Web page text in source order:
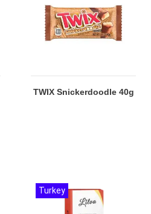
TWIX Snickerdoodle 40g
Turkey